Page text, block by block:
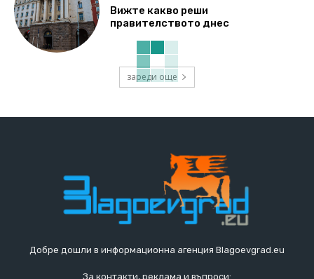
Вижте какво реши
правителството днес
зареди още
Добре дошли в информационна агенция Blagoevgrad.eu
За контакти, реклама и въпроси: